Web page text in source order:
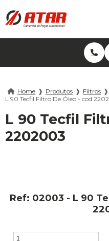
Home ❱ Produtos ❱ Filtros ❱
L 90 Tecfil Filtro De Óleo - cod
L 90 Tecfil
2202003
Ref: 02003 - L 90